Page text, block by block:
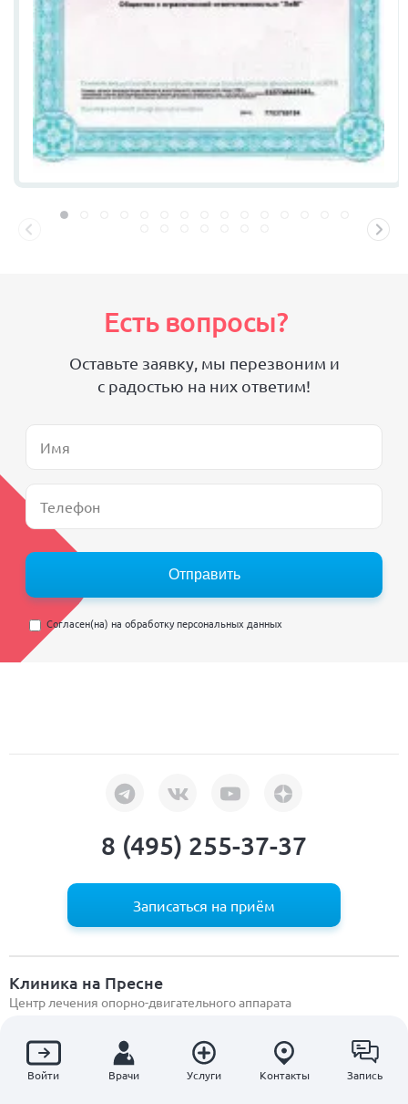
Есть вопросы?
Оставьте заявку, мы перезвоним и
с радостью на них ответим!
Отправить
Согласен(на) на обработку персональных данных
8 (495) 255-37-37
Записаться на приём
Клиника на Пресне
Центр лечения опорно-двигательного аппарата
ул. 1905 года, д. 7 стр. 1
Войти Врачи Услуги Контакты Запись